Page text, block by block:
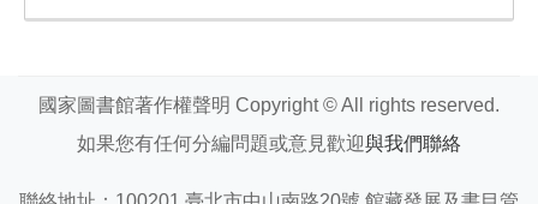
國家圖書館著作權聲明 Copyright © All rights reserved.
如果您有任何分編問題或意見歡迎與我們聯絡